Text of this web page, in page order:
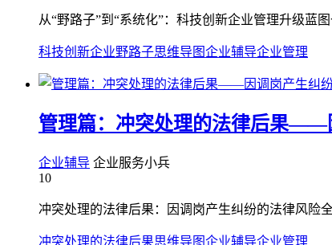
从“野路子”到“系统化”：科技创新企业管理升级蓝
科技创新企业野路子思维导图企业辅导企业管理
管理篇：冲突处理的法律后果——
企业辅导 企业服务小兵
10
冲突处理的法律后果：因调岗产生纠纷的法律风险
冲突处理的法律后果思维导图企业辅导企业管理